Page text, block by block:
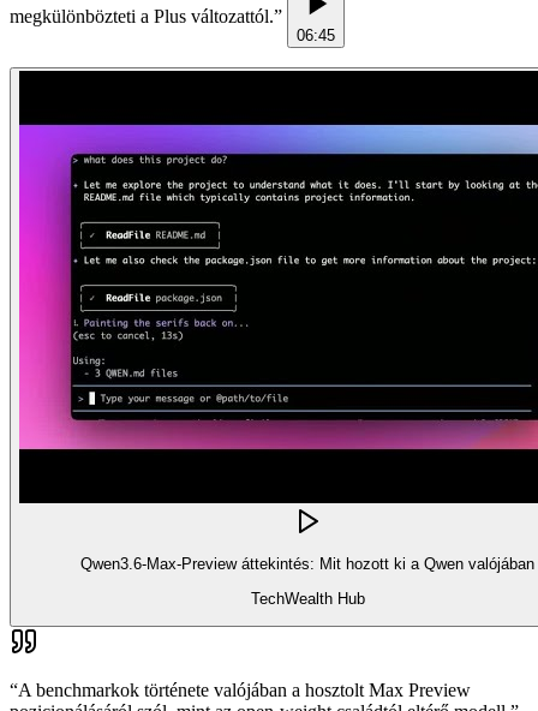
megkülönbözteti a Plus változattól.”
06:45
Qwen3.6-Max-Preview áttekintés: Mit hozott ki a Qwen valójában
TechWealth Hub
“A benchmarkok története valójában a hosztolt Max Preview